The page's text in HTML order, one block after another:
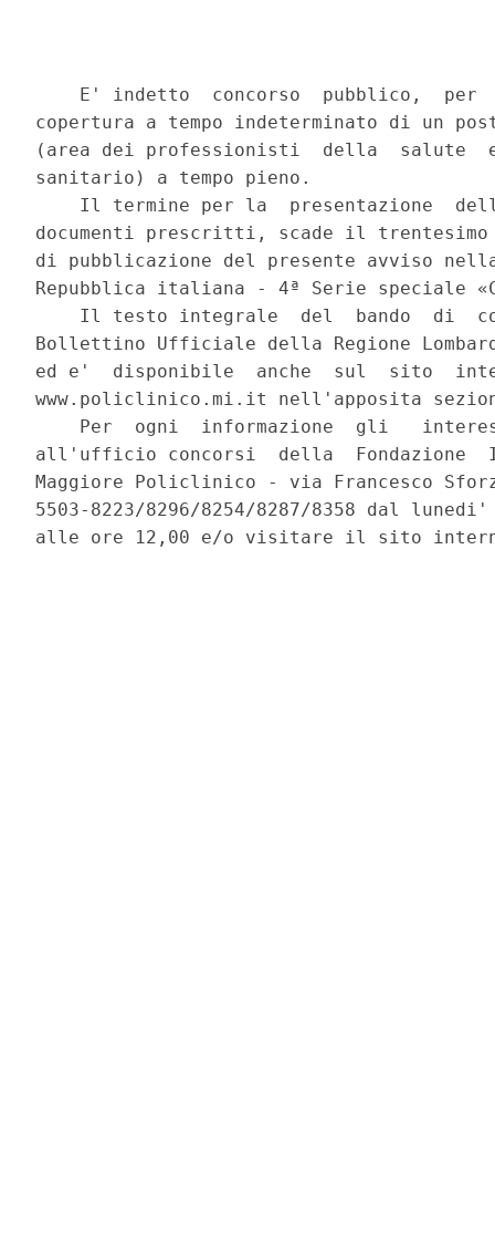
E' indetto  concorso  pubblico,  per
copertura a tempo indeterminato di un
(area dei professionisti  della  salute
sanitario) a tempo pieno.
Il termine per la  presentazione
documenti prescritti, scade il
di pubblicazione del presente avviso
Repubblica italiana - 4ª Serie speciale
Il testo integrale  del  bando  di
Bollettino Ufficiale della Regione
ed e'  disponibile  anche  sul  sito
www.policlinico.mi.it nell'apposita
Per  ogni  informazione  gli
all'ufficio concorsi  della  Fondazione
Maggiore Policlinico - via Francesco
5503-8223/8296/8254/8287/8358 dal
alle ore 12,00 e/o visitare il sito